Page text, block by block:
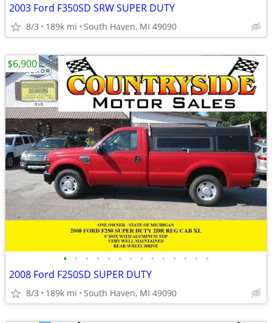
2003 Ford F350SD SRW SUPER DUTY
8/3 189k mi South Haven, MI 49090
• • • • • • • • • • • • • •
2008 Ford F250SD SUPER DUTY
8/3 189k mi South Haven, MI 49090
$6,900